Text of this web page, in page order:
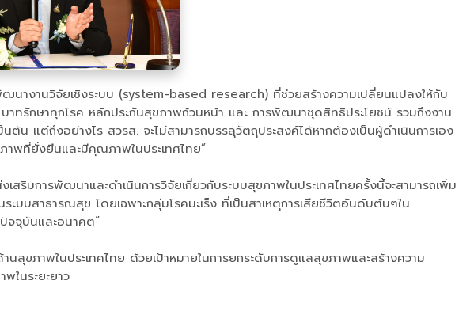
นางานวิจัยเชิงระบบ (system-based research) ที่ช่วยสร้างความเปลี่ยนแปลงให้กับ
ทรักษาทุกโรค หลักประกันสุขภาพถ้วนหน้า และ การพัฒนาชุดสิทธิประโยชน์ รวมถึงงาน
แต่ถึงอย่างไร สวรส. จะไม่สามารถบรรลุวัตถุประสงค์ได้หากต้องเป็นผู้ดำเนินการเอง
พที่ยั่งยืนและมีคุณภาพในประเทศไทย”
เสริมการพัฒนาและดำเนินการวิจัยเกี่ยวกับระบบสุขภาพในประเทศไทยครั้งนี้จะสามารถเพิ่ม
บบสาธารณสุข โดยเฉพาะกลุ่มโรคมะเร็ง ที่เป็นสาเหตุการเสียชีวิตอันดับต้นๆใน
จจุบันและอนาคต”
ขภาพในประเทศไทย ด้วยเป้าหมายในการยกระดับการดูแลสุขภาพและสร้างความ
ในระยะยาว